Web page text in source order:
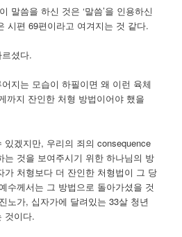
말씀을 하신 것은 ‘말씀’을 인용하신
시편 69편이라고 여겨지는 것 같다.
셨다.
지는 모습이 하필이면 왜 이런 육체
까지 잔인한 처형 방법이어야 했을
있겠지만, 우리의 죄의 consequence
는 것을 보여주시기 위한 하나님의 방
가 처형보다 더 잔인한 처형법이 그 당
수께서는 그 방법으로 돌아가셨을 것
노가, 십자가에 달려있는 33살 청년
것이다.